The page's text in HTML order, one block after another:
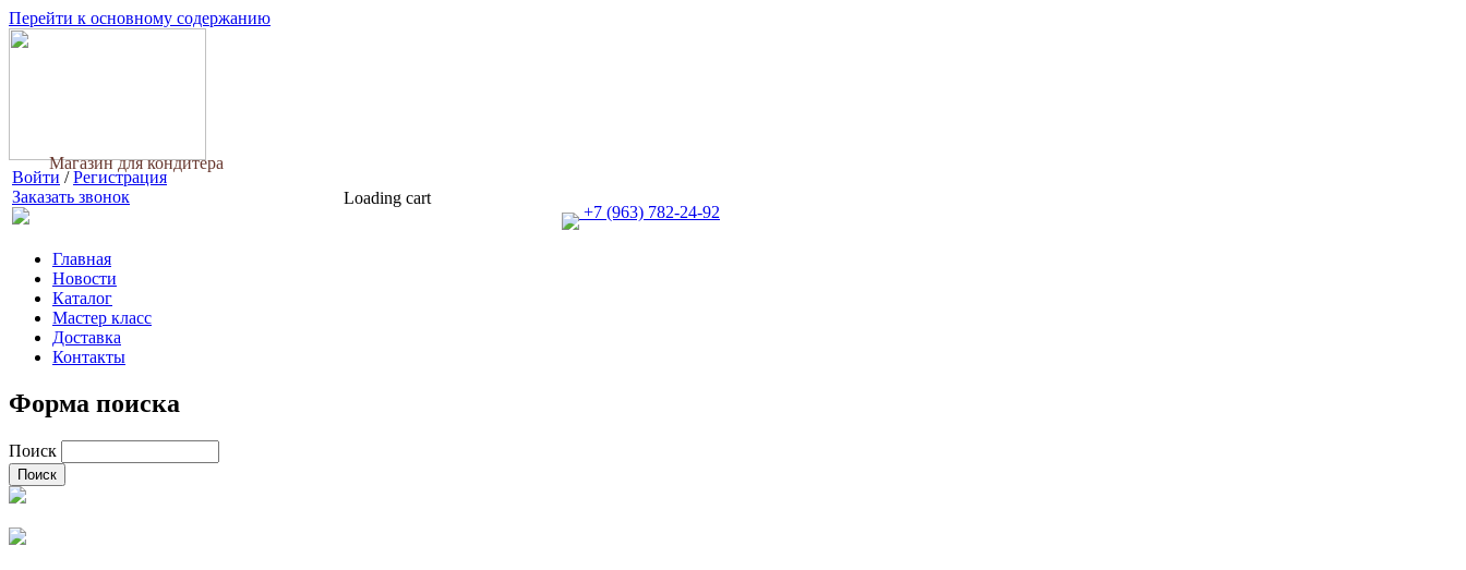
Перейти к основному содержанию
Магазин для кондитера
Войти /Регистрация
Заказать звонок
Loading cart
+7 (963) 782-24-92
Главная
Новости
Каталог
Мастер класс
Доставка
Контакты
Форма поиска
Поиск